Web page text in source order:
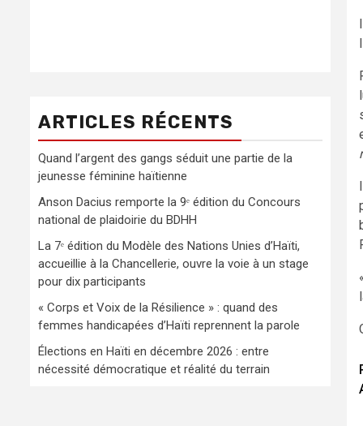
ARTICLES RÉCENTS
Quand l’argent des gangs séduit une partie de la
jeunesse féminine haïtienne
Anson Dacius remporte la 9ᵉ édition du Concours
national de plaidoirie du BDHH
La 7ᵉ édition du Modèle des Nations Unies d’Haïti,
accueillie à la Chancellerie, ouvre la voie à un stage
pour dix participants
« Corps et Voix de la Résilience » : quand des
femmes handicapées d’Haïti reprennent la parole
Élections en Haïti en décembre 2026 : entre
nécessité démocratique et réalité du terrain